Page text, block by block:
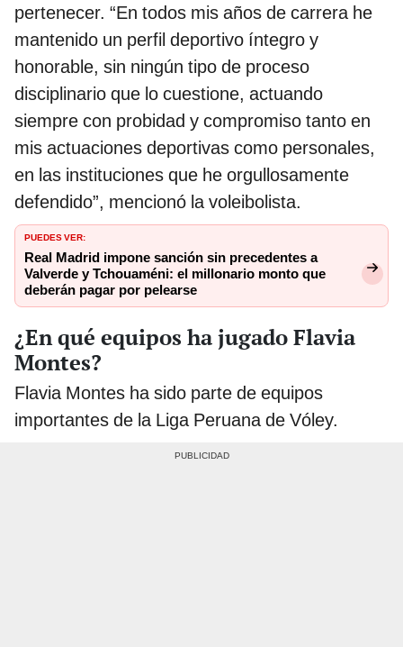
pertenecer. “En todos mis años de carrera he
mantenido un perfil deportivo íntegro y
honorable, sin ningún tipo de proceso
disciplinario que lo cuestione, actuando
siempre con probidad y compromiso tanto en
mis actuaciones deportivas como personales,
en las instituciones que he orgullosamente
defendido”, mencionó la voleibolista.
PUEDES VER:
Real Madrid impone sanción sin precedentes a
Valverde y Tchouaméni: el millonario monto que
deberán pagar por pelearse
¿En qué equipos ha jugado Flavia
Montes?
Flavia Montes ha sido parte de equipos
importantes de la Liga Peruana de Vóley.